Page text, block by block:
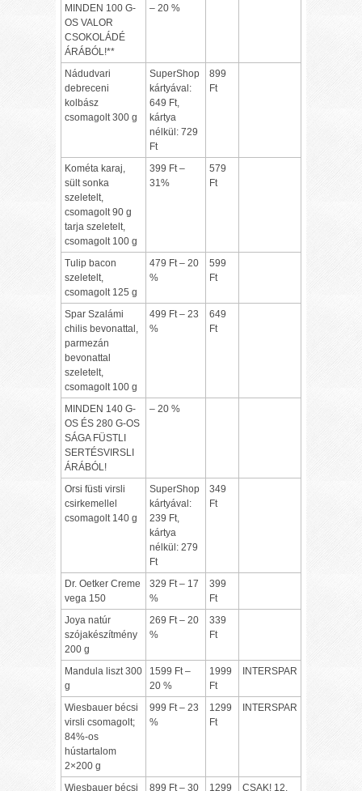
MINDEN 100 G-
OS VALOR
CSOKOLÁDÉ
ÁRÁBÓL!**
– 20 %
Nádudvari
debreceni
kolbász
csomagolt 300 g
SuperShop
kártyával:
649 Ft,
kártya
nélkül: 729
Ft
899
Ft
Kométa karaj,
sült sonka
szeletelt,
csomagolt 90 g
tarja szeletelt,
csomagolt 100 g
399 Ft –
31%
579
Ft
Tulip bacon
szeletelt,
csomagolt 125 g
479 Ft – 20
%
599
Ft
Spar Szalámi
chilis bevonattal,
parmezán
bevonattal
szeletelt,
csomagolt 100 g
499 Ft – 23
%
649
Ft
MINDEN 140 G-
OS ÉS 280 G-OS
SÁGA FÜSTLI
SERTÉSVIRSLI
ÁRÁBÓL!
– 20 %
Orsi füsti virsli
csirkemellel
csomagolt 140 g
SuperShop
kártyával:
239 Ft,
kártya
nélkül: 279
Ft
349
Ft
Dr. Oetker Creme
vega 150
329 Ft – 17
%
399
Ft
Joya natúr
szójakészítmény
200 g
269 Ft – 20
%
339
Ft
Mandula liszt 300
g
1599 Ft –
20 %
1999
Ft
INTERSPAR
Wiesbauer bécsi
virsli csomagolt;
84%-os
hústartalom
2×200 g
999 Ft – 23
%
1299
Ft
INTERSPAR
Wiesbauer bécsi 899 Ft – 30 1299 CSAK! 12.